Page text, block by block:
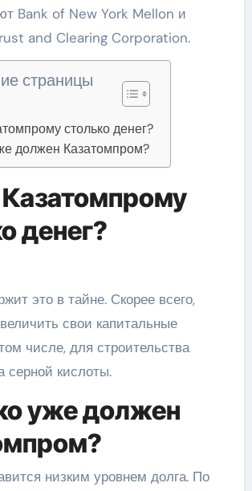
Bank of New York Mellon и
and Clearing Corporation.
страницы
столько денег?
должен Казатомпром?
Казатомпрому
денег?
это в тайне. Скорее всего,
свои капитальные
числе, для строительства
серной кислоты.
уже должен
низким уровнем долга. По